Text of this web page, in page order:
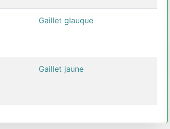
Gaillet glauque
Gaillet jaune